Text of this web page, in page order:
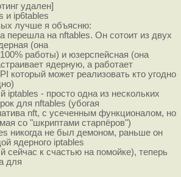
удален]
и ip6tables
лучше я объясню:
перешла на nftables. Он сотоит из двух
(она
работы) и юзерспейсная (она
ядерную, а работает
который может реализовать кто угодно
iptables - просто одна из нескольких
для nftables (убогая
nft, с усеченным функционалом, но
со "шкриптами старпёров")
никогда не был демоном, раньше он
ядерного iptables
сейчас к счастью на помойке), теперь
для